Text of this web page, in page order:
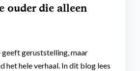
ouder die alleen
geruststelling, maar
het hele verhaal. In dit blog lees